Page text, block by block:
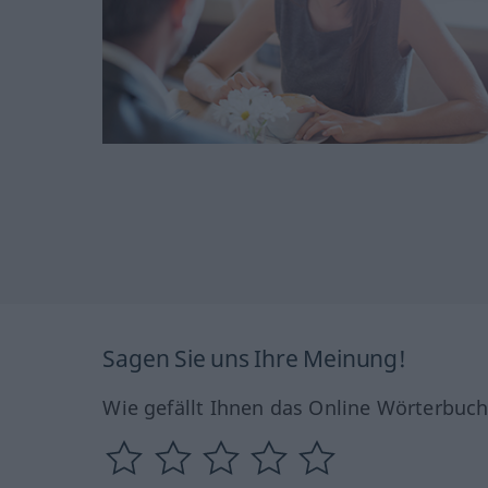
Sagen Sie uns Ihre Meinung!
Wie gefällt Ihnen das Online